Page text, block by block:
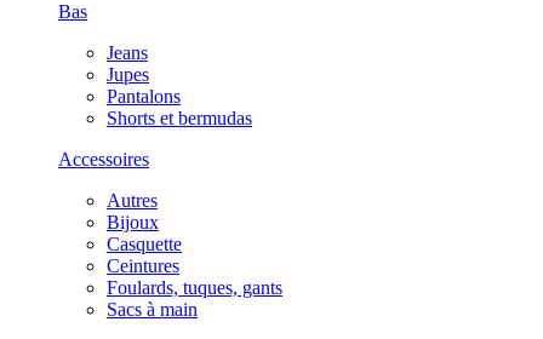
Bas
Jeans
Jupes
Pantalons
Shorts et bermudas
Accessoires
Autres
Bijoux
Casquette
Ceintures
Foulards, tuques, gants
Sacs à main